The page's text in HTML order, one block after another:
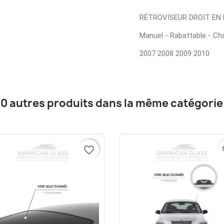
RÉTROVISEUR DROIT
Manuel - Rabattable -
2007 2008 2009 2010
autres produits dans la même catégorie
favorite_border